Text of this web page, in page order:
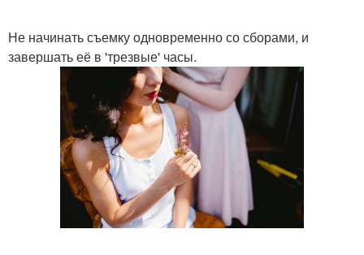
Не начинать съемку одновременно со сборами, и
завершать её в 'трезвые' часы.